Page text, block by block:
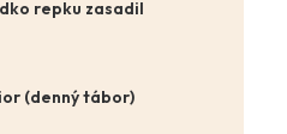
repku zasadil
(denný tábor)